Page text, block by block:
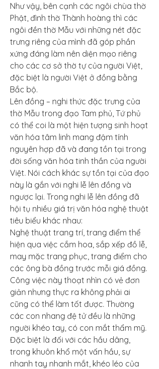
Như vậy, bên cạnh các ngôi chùa thờ
Phật, đình thờ Thành hoàng thì các
ngôi đền thờ Mẫu với những nét đặc
trưng riêng của mình đã góp phần
xứng đáng làm nên diện mạo riêng
cho các cơ sở thờ tự của người Việt,
đặc biệt là người Việt ở đồng bằng
Bắc bộ.
Lên đồng – nghi thức đặc trưng của
thờ Mẫu trong đạo Tam phủ, Tứ phủ
có thể coi là một hiện tượng sinh hoạt
văn hóa tâm linh mang đậm tính
nguyên hợp đã và đang tồn tại trong
đời sống văn hóa tinh thần của người
Việt. Nói cách khác sự tồn tại của đạo
này là gắn với nghi lễ lên đồng và
ngược lại. Trong nghi lễ lên đồng đã
hội tụ nhiều giá trị văn hóa nghệ thuật
tiêu biểu khác nhau:
Nghệ thuật trang trí, trang điểm thể
hiện qua việc cắm hoa, sắp xếp đồ lễ,
may mặc trang phục, trang điểm cho
các ông bà đồng trước mỗi giá đồng.
Công việc này thoạt nhìn có vẻ đơn
giản nhưng thực ra không phải ai
cũng có thể làm tốt được. Thường
các con nhang đệ tử đều là những
người khéo tay, có con mắt thẩm mỹ.
Đặc biệt là đối với các hầu dâng,
trong khuôn khổ một vấn hầu, sự
nhanh tay nhanh mắt, khéo léo của